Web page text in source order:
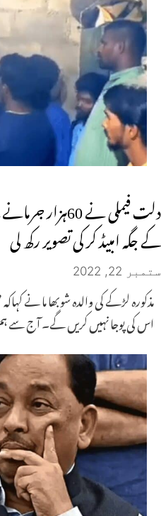
دلت فیملی نے
کے جگہ امبیڈ کر کی تصویر رکھ لی
ستمبر 22, 2022
مذکورہ لڑکے کی والدہ شوبھا ما نے
اس کی پوجا نہیں کریں گے۔ آج سے ہم